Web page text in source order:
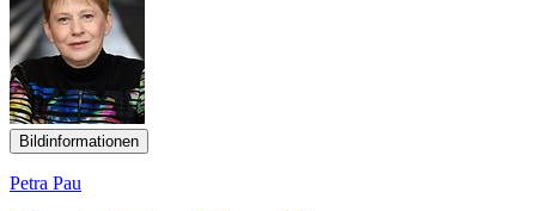
Bildinformationen
Petra Pau